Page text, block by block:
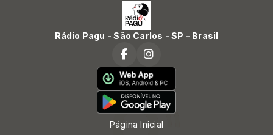
Rádio Pagu - São Carlos - SP - Brasil
Página Inicial